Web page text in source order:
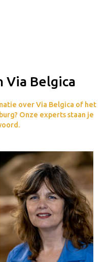
Via Belgica
over Via Belgica of het
Onze experts staan je